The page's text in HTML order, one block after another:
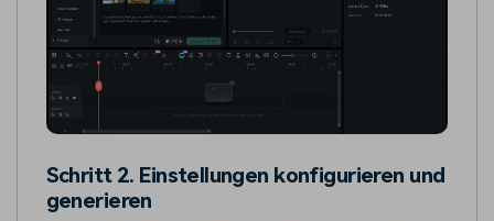
Schritt 2. Einstellungen konfigurieren und
generieren